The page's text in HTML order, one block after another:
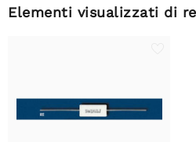
Elementi visualizzati di